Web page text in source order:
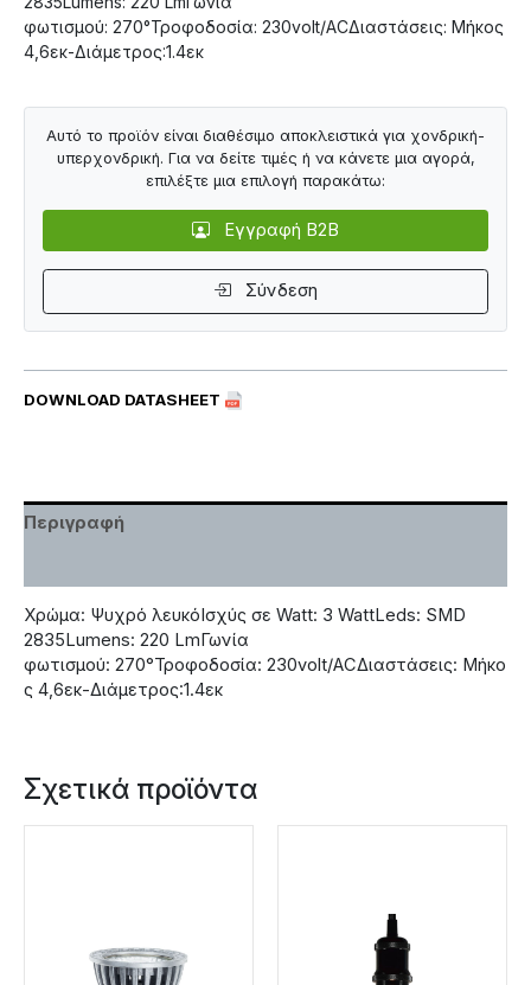
φωτισμού: 270°Τροφοδοσία: 230volt/ACΔιαστάσεις: Μήκος
4,6εκ-Διάμετρος:1.4εκ
DOWNLOAD DATASHEET
Αυτό το προϊόν είναι διαθέσιμο αποκλειστικά για χονδρική-
υπερχονδρική. Για να δείτε τιμές ή να κάνετε μια αγορά,
επιλέξτε μια επιλογή παρακάτω:
Εγγραφή B2B
Σύνδεση
Περιγραφή
Χρώμα: Ψυχρό λευκόΙσχύς σε Watt: 3 WattLeds: SMD
2835Lumens: 220 LmΓωνία
φωτισμού: 270°Τροφοδοσία: 230volt/ACΔιαστάσεις: Μήκο
ς 4,6εκ-Διάμετρος:1.4εκ
Σχετικά προϊόντα